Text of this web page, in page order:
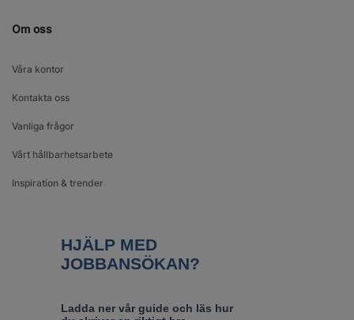
Om oss
Våra kontor
Kontakta oss
Vanliga frågor
Vårt hållbarhetsarbete
Inspiration & trender